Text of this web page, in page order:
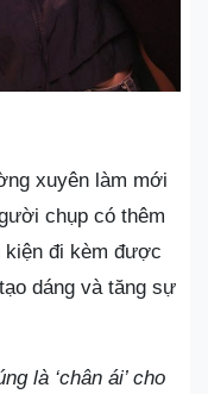
xuyên làm mới
chụp có thêm
kiện đi kèm được
dáng và tăng sự
là ‘chân ái’ cho